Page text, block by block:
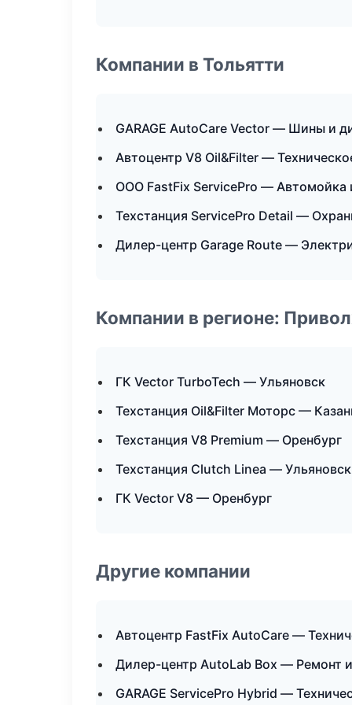
Компании в Тольятти
GARAGE AutoCare Vector — Шины и
Автоцентр V8 Oil&Filter —
ООО FastFix ServicePro — Автомойка
Техстанция ServicePro Detail —
Дилер-центр Garage Route —
Компании в регионе:
ГК Vector TurboTech — Ульяновск
Техстанция Oil&Filter Моторс —
Техстанция V8 Premium — Оренбург
Техстанция Clutch Linea — Ульяновск
ГК Vector V8 — Оренбург
Другие компании
Автоцентр FastFix AutoCare —
Дилер-центр AutoLab Box — Ремонт
GARAGE ServicePro Hybrid —